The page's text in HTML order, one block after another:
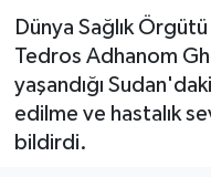
Dünya Sağlık
Tedros Adhanom
yaşandığı
edilme ve hastalık
bildirdi.
Amasya
Ankara
Diyanet Takvimi
Dualar
DİYANET eKİTAP
Diyanet Dergi
Tüm Manşetler
Son Dakika